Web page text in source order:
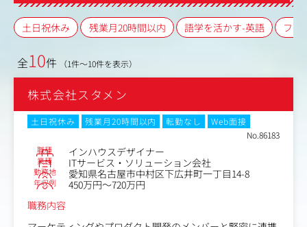
土日祝休み 残業月20時間以内 語学を活かす-英語 フレ
全10件 （1件～10件を表示）
株式会社スタメン
土日祝休み 残業月20時間以内 転勤なし
Web面接
No.86183
職種 インハウスデザイナー
業種 ITサービス・ソリューション会社
勤務地 愛知県名古屋市中村区下広井町一丁目14-8
年収例
450万円～720万円
職務内容